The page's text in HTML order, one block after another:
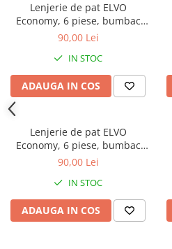
Lenjerie de pat ELVO
Economy, 6 piese, bumbac
policoton, verde, cu animal
90,00 Lei
IN STOC
ADAUGA IN COS
Lenjerie de pat ELVO
Economy, 6 piese, bumbac
policoton, gri, cu carouri
90,00 Lei
IN STOC
ADAUGA IN COS